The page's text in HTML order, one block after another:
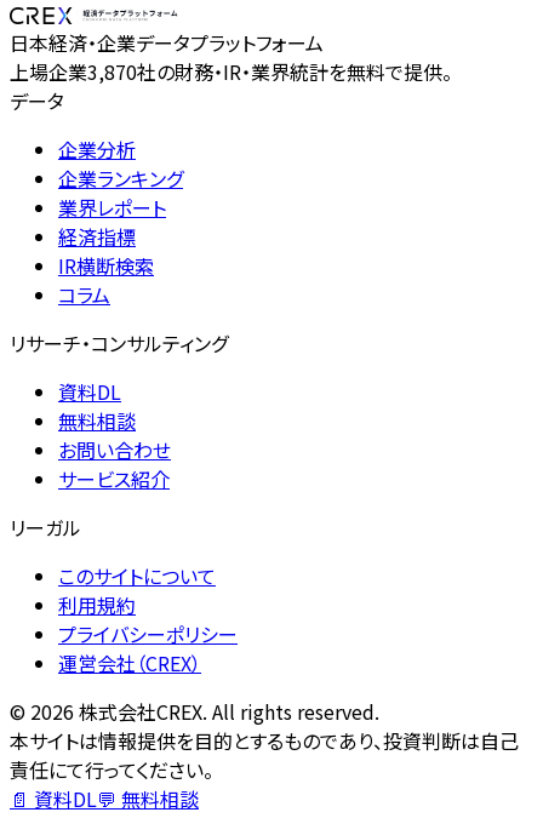
日本経済・企業データプラットフォーム
上場企業3,870社の財務・IR・業界統計を無料で提供。
データ
企業分析
企業ランキング
業界レポート
経済指標
IR横断検索
コラム
リサーチ・コンサルティング
資料DL
無料相談
お問い合わせ
サービス紹介
リーガル
このサイトについて
利用規約
プライバシーポリシー
運営会社（CREX）
© 2026株式会社CREX. All rights reserved.
本サイトは情報提供を目的とするものであり、投資判断は自己
責任にて行ってください。
📄 資料DL💬 無料相談